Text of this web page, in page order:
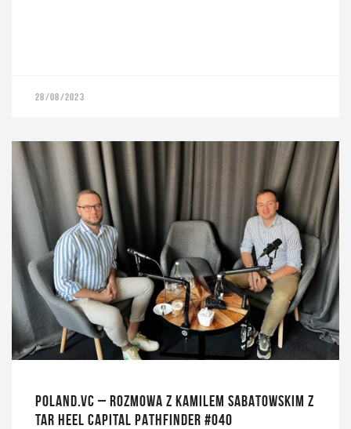
28/08/2023
POLAND.VC – ROZMOWA Z KAMILEM SABATOWSKIM Z
TAR HEEL CAPITAL PATHFINDER #040